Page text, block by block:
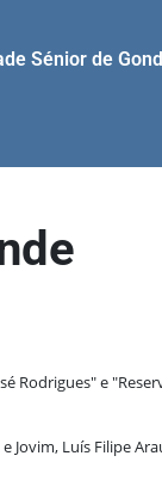
Sénior de
Rodrigues" e
Luís Filipe